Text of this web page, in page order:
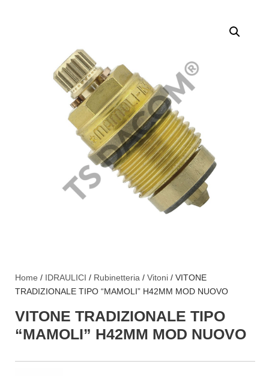
Home / IDRAULICI / Rubinetteria / Vitoni / VITONE
TRADIZIONALE TIPO “MAMOLI” H42MM MOD NUOVO
VITONE TRADIZIONALE TIPO
“MAMOLI” H42MM MOD NUOVO